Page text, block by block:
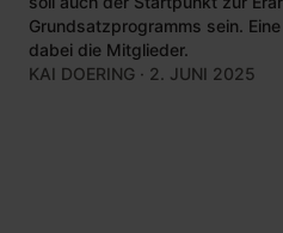
Grundsatzprogramms sein.
dabei die Mitglieder.
KAI DOERING · 2. JUNI 2025